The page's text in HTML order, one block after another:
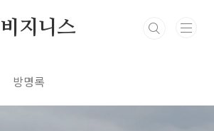
지니스
방명록